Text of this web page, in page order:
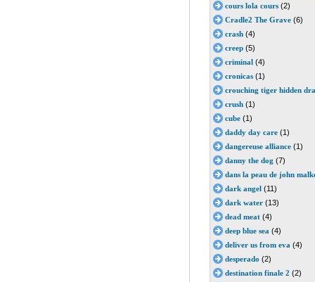
cours lola cours (2)
Cradle2 The Grave (6)
crash (4)
creep (5)
criminal (4)
cronicas (1)
crouching tiger hidden
crush (1)
cube (1)
daddy day care (1)
dangereuse alliance (1)
danny the dog (7)
dans la peau de john
dark angel (11)
dark water (13)
dead meat (4)
deep blue sea (4)
deliver us from eva (4)
desperado (2)
destination finale 2 (2)